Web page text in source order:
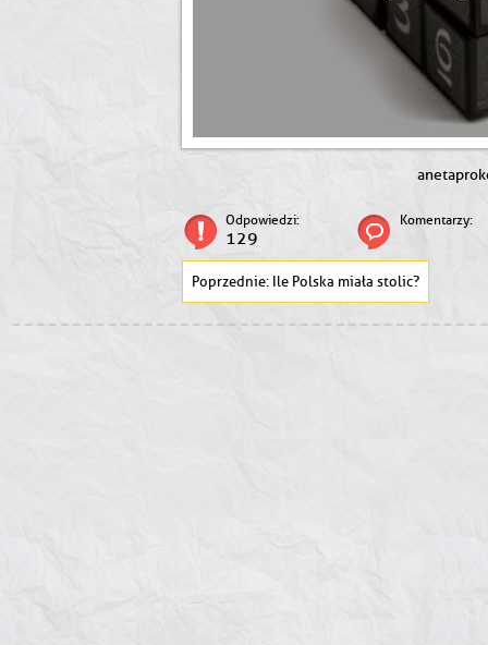
Odpowiedzi:
129
Komentarzy:
Ile Polska miała stolic?